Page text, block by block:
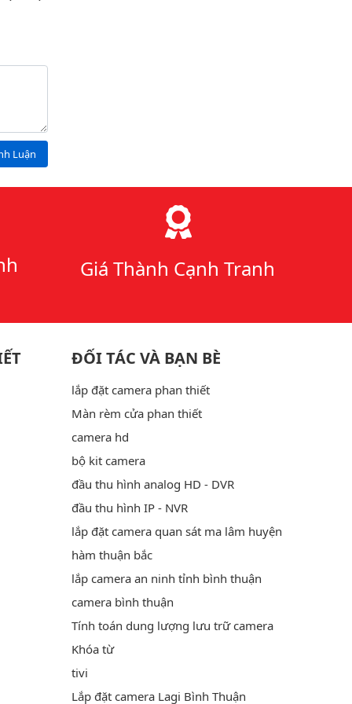
Luận
Giá Thành Cạnh Tranh
ĐỐI TÁC VÀ BẠN BÈ
lắp đặt camera phan thiết
Màn rèm cửa phan thiết
camera hd
bộ kit camera
đầu thu hình analog HD - DVR
đầu thu hình IP - NVR
lắp đặt camera quan sát ma lâm huyện
hàm thuận bắc
lắp camera an ninh tỉnh bình thuận
camera bình thuận
Tính toán dung lượng lưu trữ camera
Khóa từ
tivi
Lắp đặt camera Lagi Bình Thuận